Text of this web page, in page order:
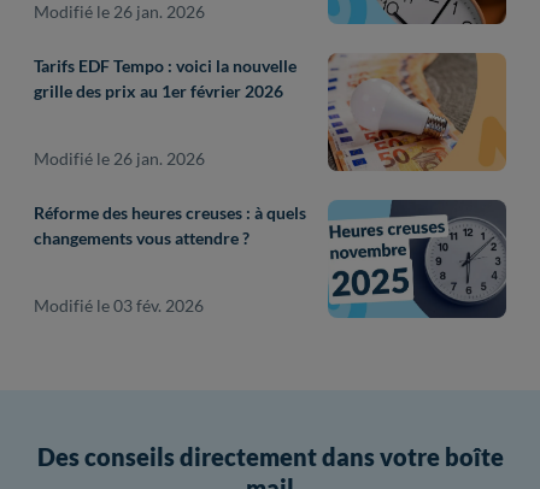
Modifié le 26 jan. 2026
Tarifs EDF Tempo : voici la nouvelle
grille des prix au 1er février 2026
Modifié le 26 jan. 2026
Réforme des heures creuses : à quels
changements vous attendre ?
Modifié le 03 fév. 2026
Des conseils directement dans votre boîte